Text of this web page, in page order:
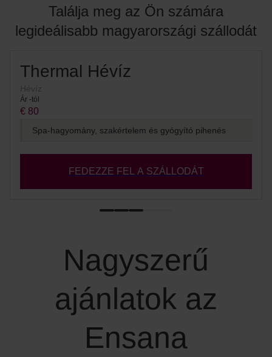
Találja meg az Ön számára
legideálisabb magyarországi szállodát
Thermal Hévíz
Hévíz
Ár -tól
€ 80
Spa-hagyomány, szakértelem és gyógyító pihenés
FEDEZZE FEL A SZÁLLODÁT
Nagyszerű
ajánlatok az
Ensana